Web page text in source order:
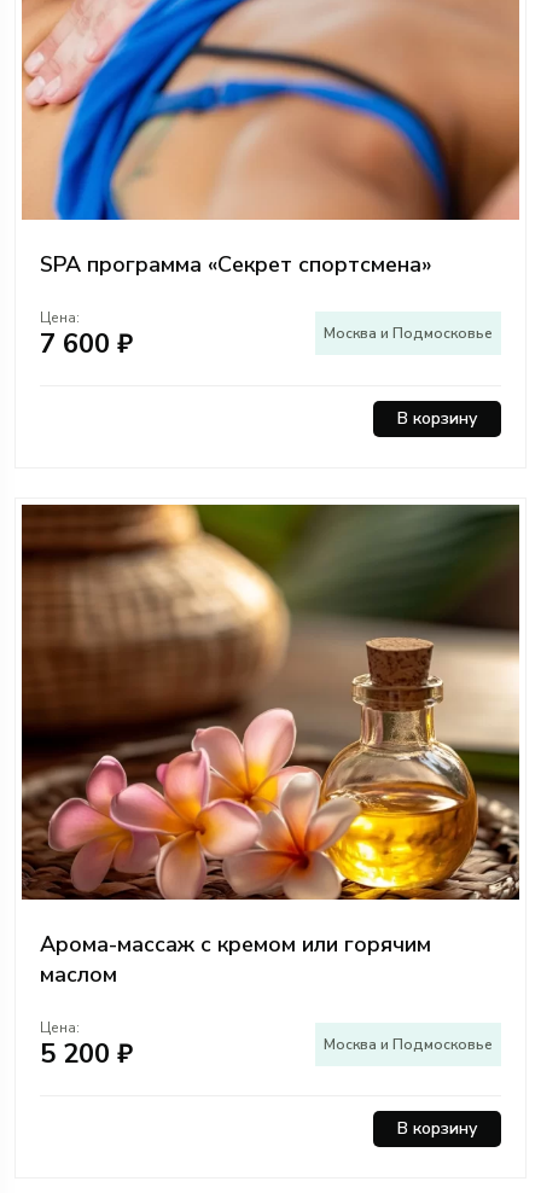
SPA программа «Секрет спортсмена»
Цена:
7 600 ₽ Москва и Подмосковье
В корзину
Арома-массаж с кремом или горячим
маслом
Цена:
5 200 ₽ Москва и Подмосковье
В корзину